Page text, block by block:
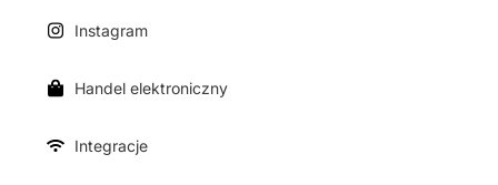
Instagram
Handel elektroniczny
Integracje